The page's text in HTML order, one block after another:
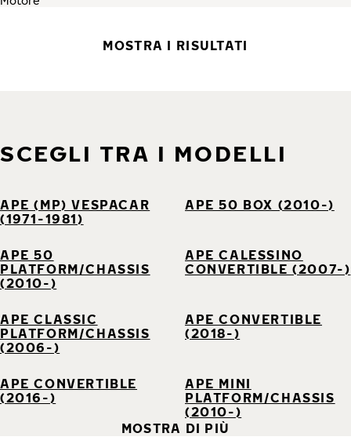
MOSTRA I RISULTATI
SCEGLI TRA I MODELLI
APE (MP) VESPACAR
(1971-1981)
APE 50 BOX (2010-)
APE 50
PLATFORM/CHASSIS
(2010-)
APE CALESSINO
CONVERTIBLE (2007-)
APE CLASSIC
PLATFORM/CHASSIS
(2006-)
APE CONVERTIBLE
(2018-)
APE CONVERTIBLE
(2016-)
APE MINI
PLATFORM/CHASSIS
(2010-)
MOSTRA DI PIÙ